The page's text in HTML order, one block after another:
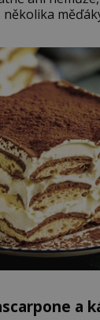
hrůzu ještě
a